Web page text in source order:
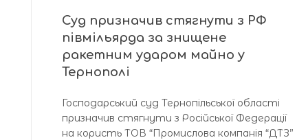
Суд призначив стягнути з РФ
півмільярда за знищене
ракетним ударом майно у
Тернополі
Господарський суд Тернопільської області
призначив стягнути з Російської Федерації
на користь ТОВ “Промислова компанія “ДТЗ”